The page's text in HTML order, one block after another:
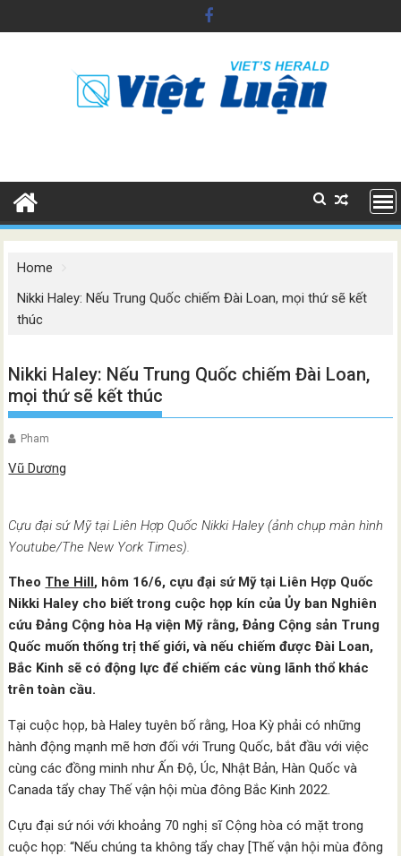
to
Home
Nikki Haley: Nếu Trung Quốc chiếm Đài Loan, mọi thứ sẽ kết
thúc
Nikki Haley: Nếu Trung Quốc chiếm Đài Loan,
mọi thứ sẽ kết thúc
Pham
Vũ Dương
Cựu đại sứ Mỹ tại Liên Hợp Quốc Nikki Haley (ảnh chụp màn hình
Youtube/The New York Times).
Theo The Hill, hôm 16/6, cựu đại sứ Mỹ tại Liên Hợp Quốc
Nikki Haley cho biết trong cuộc họp kín của Ủy ban Nghiên
cứu Đảng Cộng hòa Hạ viện Mỹ rằng, Đảng Cộng sản Trung
Quốc muốn thống trị thế giới, và nếu chiếm được Đài Loan,
Bắc Kinh sẽ có động lực để chiếm các vùng lãnh thổ khác
trên toàn cầu.
Tại cuộc họp, bà Haley tuyên bố rằng, Hoa Kỳ phải có những
hành động mạnh mẽ hơn đối với Trung Quốc, bắt đầu với việc
cùng các đồng minh như Ấn Độ, Úc, Nhật Bản, Hàn Quốc và
Canada tẩy chay Thế vận hội mùa đông Bắc Kinh 2022.
Cựu đại sứ nói với khoảng 70 nghị sĩ Cộng hòa có mặt trong
cuộc họp: “Nếu chúng ta không tẩy chay [Thế vận hội mùa đông